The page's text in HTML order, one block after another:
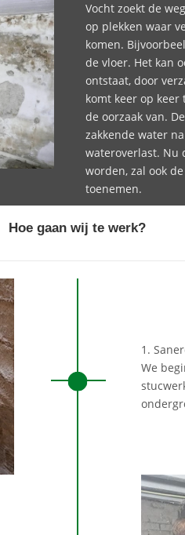
Vocht zoekt de
op plekken waar
komen.
de vloer. Het kan
ontstaat, door
komt keer op
de oorzaak van.
zakkende water
wateroverlast. Nu
worden, zal ook
toenemen.
Hoe gaan wij te werk?
1.
We